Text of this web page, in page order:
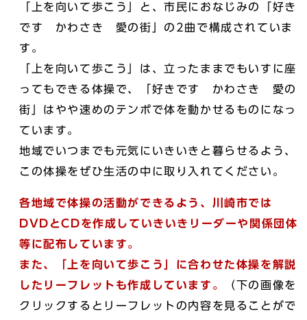
「上を向いて歩こう」と、市民におなじみの「好き
です かわさき 愛の街」の2曲で構成されていま
す。
「上を向いて歩こう」は、立ったままでもいすに座
ってもできる体操で、「好きです かわさき 愛の
街」はやや速めのテンポで体を動かせるものになっ
ています。
地域でいつまでも元気にいきいきと暮らせるよう、
この体操をぜひ生活の中に取り入れてください。
各地域で体操の活動ができるよう、川崎市では
DVDとCDを作成していきいきリーダーや関係団体
等に配布しています。
また、「上を向いて歩こう」に合わせた体操を解説
したリーフレットも作成しています。
（下の画像を
クリックするとリーフレットの内容を見ることがで